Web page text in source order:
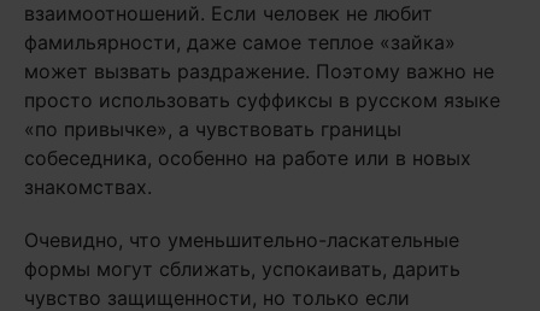
взаимоотношений. Если человек не любит
фамильярности, даже самое теплое «зайка»
может вызвать раздражение. Поэтому важно не
просто использовать суффиксы в русском языке
«по привычке», а чувствовать границы
собеседника, особенно на работе или в новых
знакомствах.
Очевидно, что уменьшительно-ласкательные
формы могут сближать, успокаивать, дарить
чувство защищенности, но только если